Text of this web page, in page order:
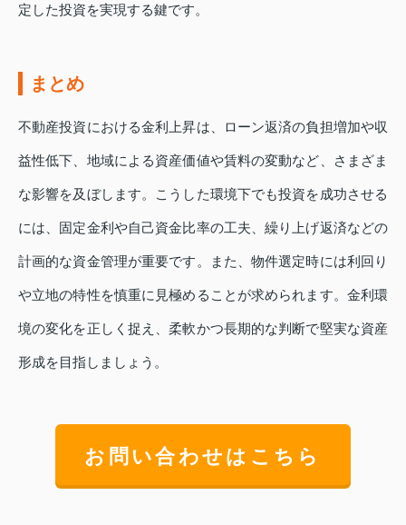
定した投資を実現する鍵です。
まとめ
不動産投資における金利上昇は、ローン返済の負担増加や収
益性低下、地域による資産価値や賃料の変動など、さまざま
な影響を及ぼします。こうした環境下でも投資を成功させる
には、固定金利や自己資金比率の工夫、繰り上げ返済などの
計画的な資金管理が重要です。また、物件選定時には利回り
や立地の特性を慎重に見極めることが求められます。金利環
境の変化を正しく捉え、柔軟かつ長期的な判断で堅実な資産
形成を目指しましょう。
お問い合わせはこちら